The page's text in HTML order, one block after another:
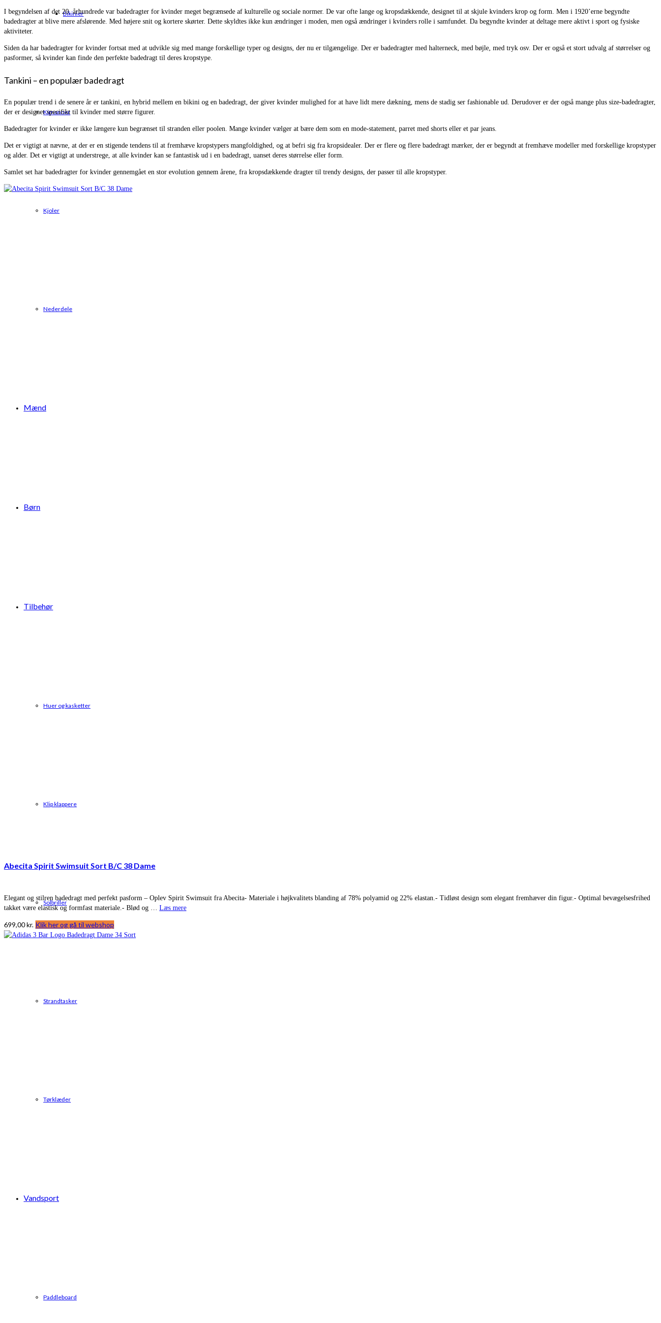
Bikinier
Kimonoer
Kjoler
Nederdele
Mænd
Børn
Tilbehør
Huer og kasketter
Klip klappere
Solbriller
Strandtasker
Tørklæder
Vandsport
Paddleboard
I begyndelsen af ​​det 20. århundrede var badedragter for kvinder meget begrænsede af kulturelle og sociale normer. De var ofte lange og kropsdækkende, designet til at skjule kvinders krop og form. Men i 1920’erne begyndte
badedragter at blive mere afslørende. Med højere snit og kortere skørter. Dette skyldtes ikke kun ændringer i moden, men også ændringer i kvinders rolle i samfundet. Da begyndte kvinder at deltage mere aktivt i sport og fysiske
aktiviteter.
Siden da har badedragter for kvinder fortsat med at udvikle sig med mange forskellige typer og designs, der nu er tilgængelige. Der er badedragter med halterneck, med bøjle, med tryk osv. Der er også et stort udvalg af størrelser og
pasformer, så kvinder kan finde den perfekte badedragt til deres kropstype.
Tankini – en populær badedragt
En populær trend i de senere år er tankini, en hybrid mellem en bikini og en badedragt, der giver kvinder mulighed for at have lidt mere dækning, mens de stadig ser fashionable ud. Derudover er der også mange plus size-badedragter,
der er designet specifikt til kvinder med større figurer.
Badedragter for kvinder er ikke længere kun begrænset til stranden eller poolen. Mange kvinder vælger at bære dem som en mode-statement, parret med shorts eller et par jeans.
Det er vigtigt at nævne, at der er en stigende tendens til at fremhæve kropstypers mangfoldighed, og at befri sig fra kropsidealer. Der er flere og flere badedragt mærker, der er begyndt at fremhæve modeller med forskellige kropstyper
og alder. Det er vigtigt at understrege, at alle kvinder kan se fantastisk ud i en badedragt, uanset deres størrelse eller form.
Samlet set har badedragter for kvinder gennemgået en stor evolution gennem årene, fra kropsdækkende dragter til trendy designs, der passer til alle kropstyper.
Abecita Spirit Swimsuit Sort B/C 38 Dame
Elegant og stilren badedragt med perfekt pasform – Oplev Spirit Swimsuit fra Abecita- Materiale i højkvalitets blanding af 78% polyamid og 22% elastan.- Tidløst design som elegant fremhæver din figur.- Optimal bevægelsesfrihed
takket være elastisk og formfast materiale.- Blød og … Læs mere
699,00kr. Klik her og gå til webshop